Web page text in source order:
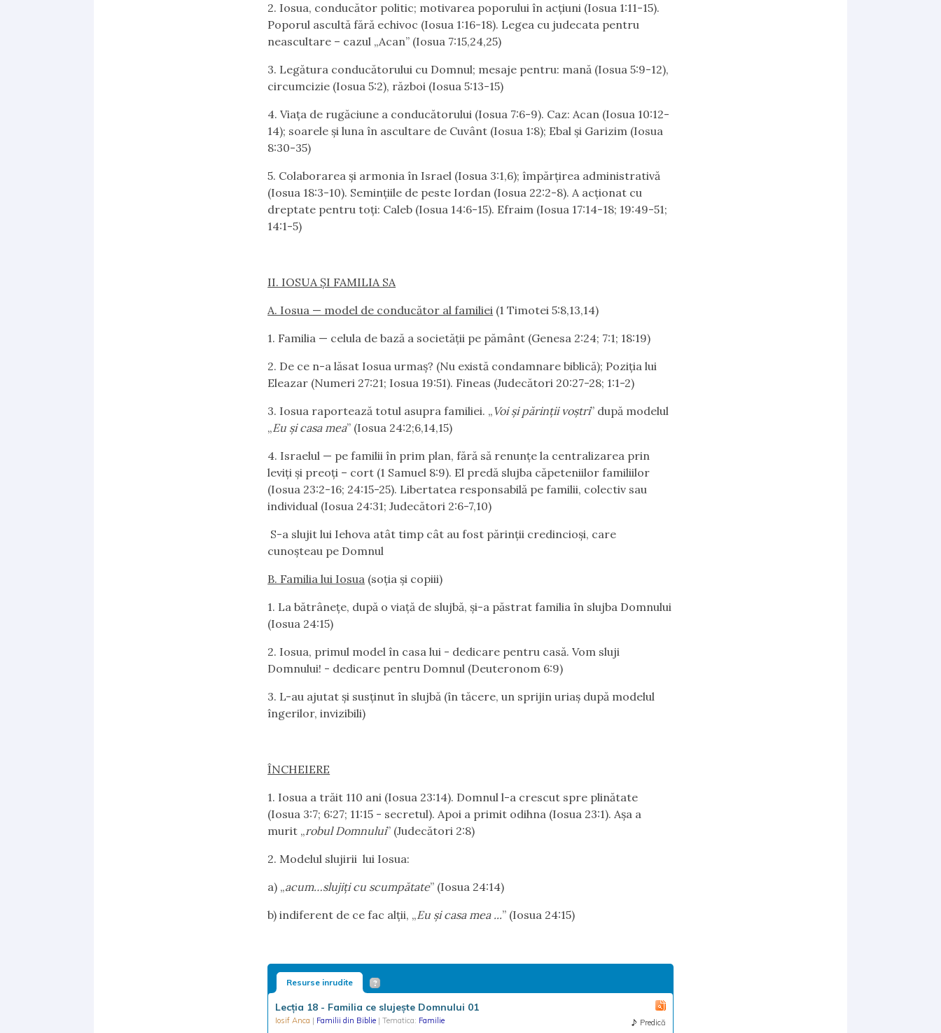
2. Iosua, conducător politic; motivarea poporului în acţiuni (Iosua 1:11-15).
Poporul ascultă fără echivoc (Iosua 1:16-18). Legea cu judecata pentru
neascultare – cazul „Acan” (Iosua 7:15,24,25)
3. Legătura conducătorului cu Domnul; mesaje pentru: mană (Iosua 5:9-12),
circumcizie (Iosua 5:2), război (Iosua 5:13-15)
4. Viaţa de rugăciune a conducătorului (Iosua 7:6-9). Caz: Acan (Iosua 10:12-
14); soarele şi luna în ascultare de Cuvânt (Iosua 1:8); Ebal şi Garizim (Iosua
8:30-35)
5. Colaborarea şi armonia în Israel (Iosua 3:1,6); împărţirea administrativă
(Iosua 18:3-10). Seminţiile de peste Iordan (Iosua 22:2-8). A acţionat cu
dreptate pentru toţi: Caleb (Iosua 14:6-15). Efraim (Iosua 17:14-18; 19:49-51;
14:1-5)
II. IOSUA ŞI FAMILIA SA
A. Iosua — model de conducător al familiei (1 Timotei 5:8,13,14)
1. Familia — celula de bază a societăţii pe pământ (Genesa 2:24; 7:1; 18:19)
2. De ce n-a lăsat Iosua urmaş? (Nu există condamnare biblică); Poziţia lui
Eleazar (Numeri 27:21; Iosua 19:51). Fineas (Judecători 20:27-28; 1:1-2)
3. Iosua raportează totul asupra familiei. „Voi şi părinţii voştri” după modelul
„Eu şi casa mea” (Iosua 24:2;6,14,15)
4. Israelul — pe familii în prim plan, fără să renunţe la centralizarea prin
leviţi şi preoţi – cort (1 Samuel 8:9). El predă slujba căpeteniilor familiilor
(Iosua 23:2-16; 24:15-25). Libertatea responsabilă pe familii, colectiv sau
individual (Iosua 24:31; Judecători 2:6-7,10)
S-a slujit lui Iehova atât timp cât au fost părinţii credincioşi, care
cunoşteau pe Domnul
B. Familia lui Iosua (soţia şi copiii)
1. La bătrâneţe, după o viaţă de slujbă, şi-a păstrat familia în slujba Domnului
(Iosua 24:15)
2. Iosua, primul model în casa lui - dedicare pentru casă. Vom sluji
Domnului! - dedicare pentru Domnul (Deuteronom 6:9)
3. L-au ajutat şi susţinut în slujbă (în tăcere, un sprijin uriaş după modelul
îngerilor, invizibili)
ÎNCHEIERE
1. Iosua a trăit 110 ani (Iosua 23:14). Domnul l-a crescut spre plinătate
(Iosua 3:7; 6:27; 11:15 - secretul). Apoi a primit odihna (Iosua 23:1). Aşa a
murit „robul Domnului” (Judecători 2:8)
2. Modelul slujirii lui Iosua:
a) „acum…slujiţi cu scumpătate” (Iosua 24:14)
b) indiferent de ce fac alţii, „Eu şi casa mea ...” (Iosua 24:15)
Resurse inrudite
Lecţia 18 - Familia ce slujeşte Domnului 01
Iosif Anca | Familii din Biblie | Tematica: Familie Predică